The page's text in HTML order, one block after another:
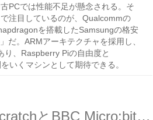
PCでは性能不足が懸念される。そ
で注目しているのが、Qualcommの
を搭載したSamsungの格安
だ。ARMアーキテクチャを採用し、
り、Raspberry Piの自由度と
いくマシンとして期待できる。
ChromebookでScratchとBBC Micro:bitを接続してみる